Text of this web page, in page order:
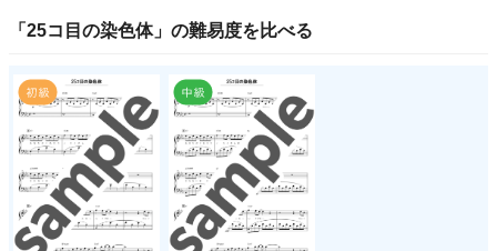
「 25コ目の染色体」の難易度を比べる